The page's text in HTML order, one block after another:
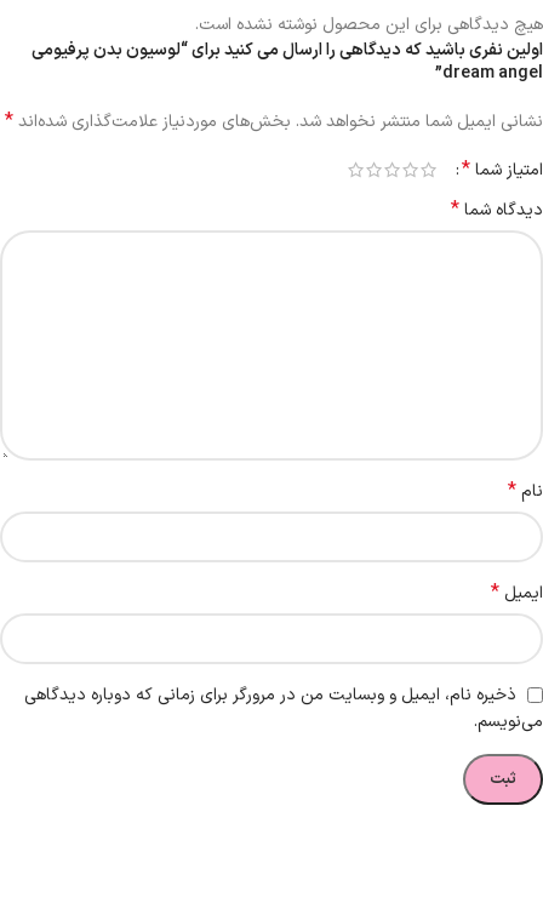
هیچ دیدگاهی برای این محصول نوشته نشده است.
اولین نفری باشید که دیدگاهی را ارسال می کنید برای “لوسیون بدن پرفیومی
dream angel”
نشانی ایمیل شما منتشر نخواهد شد. بخش‌های موردنیاز علامت‌گذاری شده‌اند*
امتیاز شما*
دیدگاه شما*
نام*
ایمیل *
ذخیره نام، ایمیل و وبسایت من در مرورگر برای زمانی که دوباره دیدگاهی
می‌نویسم.